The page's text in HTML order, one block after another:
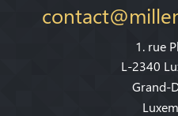
1. rue
L-2340
Grand-